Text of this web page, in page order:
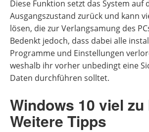
Diese Funktion setzt das System auf
Ausgangszustand zurück und kann
lösen, die zur Verlangsamung des
Bedenkt jedoch, dass dabei alle
Programme und Einstellungen
weshalb ihr vorher unbedingt eine
Daten durchführen solltet.
Windows 10 viel
Weitere Tipps